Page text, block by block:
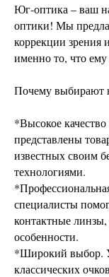
Юг-оптика – ваш
оптики! Мы
коррекции зрения
именно то, что
Почему выбирают
*Высокое
представлены
известных своим
технологиями.
специалисты
контактные
особенности.
*Широкий выбор. У
классических